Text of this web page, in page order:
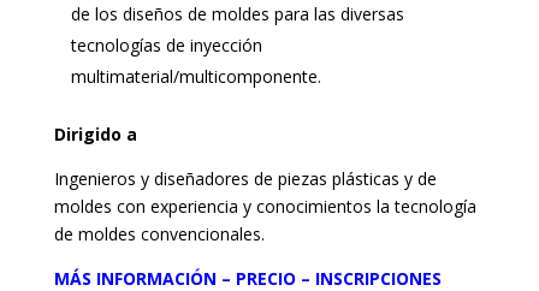
de los diseños de moldes para las diversas
tecnologías de inyección
multimaterial/multicomponente.
Dirigido a
Ingenieros y diseñadores de piezas plásticas y de
moldes con experiencia y conocimientos la tecnología
de moldes convencionales.
MÁS INFORMACIÓN – PRECIO – INSCRIPCIONES